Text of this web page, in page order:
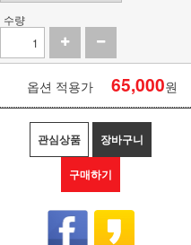
수량
옵션 적용가 65,000원
관심상품 장바구니
구매하기